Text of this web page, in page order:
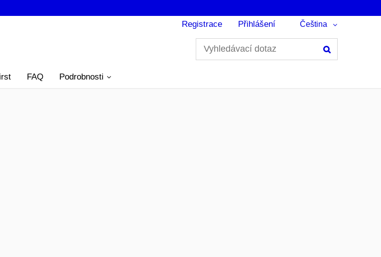
Registrace Přihlášení Čeština
FAQ Podrobnosti